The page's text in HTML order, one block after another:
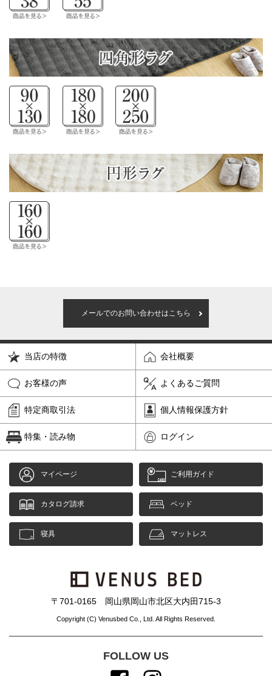
メールでのお問い合わせはこちら
当店の特徴 会社概要
お客様の声 よくあるご質問
特定商取引法 個人情報保護方針
特集・読み物 ログイン
マイページ ご利用ガイド
カタログ請求 ベッド
寝具 マットレス
〒701-0165 岡山県岡山市北区大内田715-3
Copyright (C) Venusbed Co., Ltd. All Rights Reserved.
FOLLOW US